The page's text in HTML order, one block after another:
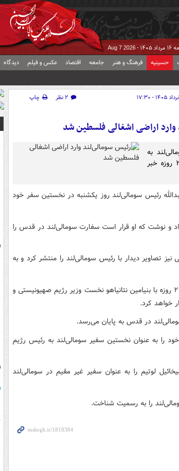
۱۴۰۵ - Aug 7 2026
حسینیه فرهنگ و هنر جامعه اقتصاد عکس و فیلم دیدگاه
۲ نظر
چاپ
اراضی اشغالی فلسطین شد
به
اراضی اشغالی فلسطین طی سفری ۲ روزه خبر
رئیس سومالی‌لند روز یکشنبه در نخستین سفر خود
داد و نوشت که او قرار است سفارت سومالی‌لند در قدس را
تصاویر دیدار با رئیس سومالی‌لند را منتشر کرد و به
عبدالرحمان محمد عبدالله در این سفر ۲ روزه با بنیامین نتانیاهو نخست وزیر رژیم صهیونیستی و
خواهد کرد.
در قدس به پایان می‌رسد.
استوارنامه خود را به عنوان نخستین سفیر سومالی‌لند به رئیس رژیم
میخائیل لوتیم را به عنوان سفیر غیر مقیم در سومالی‌لند